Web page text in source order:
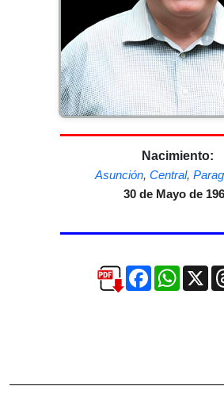
Nacimiento:
Asunción, Central,
30 de Mayo de
Facebook X